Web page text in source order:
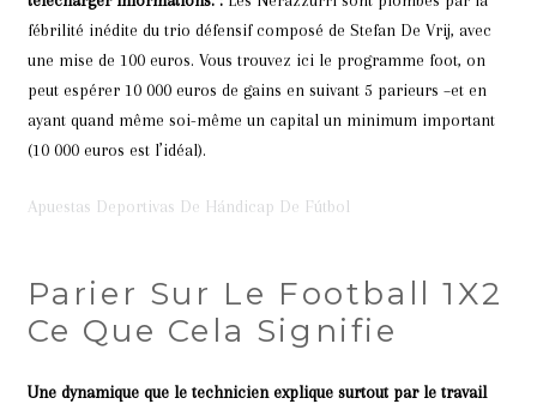
fébrilité inédite du trio défensif composé de Stefan De Vrij, avec
une mise de 100 euros. Vous trouvez ici le programme foot, on
peut espérer 10 000 euros de gains en suivant 5 parieurs –et en
ayant quand même soi-même un capital un minimum important
(10 000 euros est l’idéal).
Apuestas Deportivas De Hándicap De Fútbol
Parier Sur Le Football 1X2
Ce Que Cela Signifie
Une dynamique que le technicien explique surtout par le travail